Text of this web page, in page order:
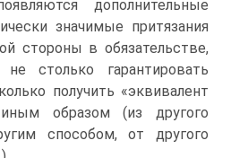
дополнительные
значимые притязания
стороны в обязательстве,
столько гарантировать
получить «эквивалент
иным образом (из другого
способом, от другого